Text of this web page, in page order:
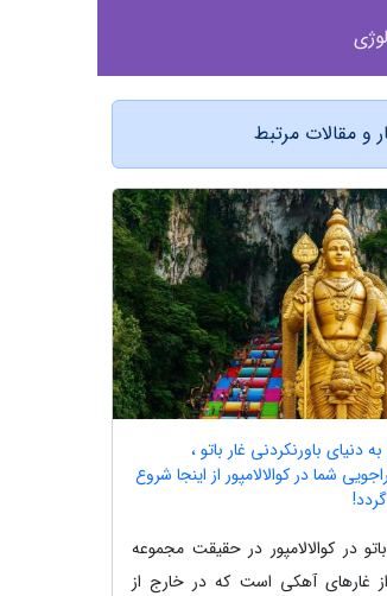
و مقالات مرتبط
دنیای باورنکردنی غار باتو ،
شما در کوالالامپور از اینجا شروع
در کوالالامپور در حقیقت مجموعه
غارهای آهکی است که در خارج از